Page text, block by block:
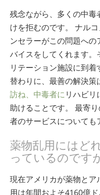
残念ながら、多くの中
けを拒むのです。 ナル
ンセラーがこの問題へ
バイスをしてくれます
リテーション施設に到着
替わりに、最善の解決策
訪ね、中毒者にリハビ
助けることです。 最寄
者のサービスについても
薬物乱用にはど
っているのです
現在アメリカが薬物と
用は年間およそ4160億